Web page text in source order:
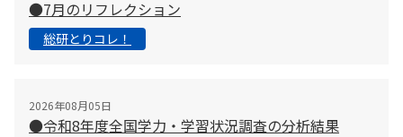
●7月のリフレクション
総研とりコレ！
2026年08月05日
●令和8年度全国学力・学習状況調査の分析結果